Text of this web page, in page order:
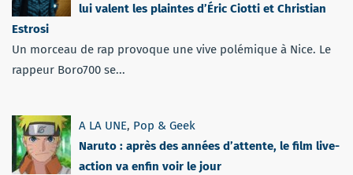
lui valent les plaintes d’Éric Ciotti et Christian
Estrosi
Un morceau de rap provoque une vive polémique à Nice. Le
rappeur Boro700 se...
A LA UNE, Pop & Geek
Naruto : après des années d’attente, le film live-
action va enfin voir le jour